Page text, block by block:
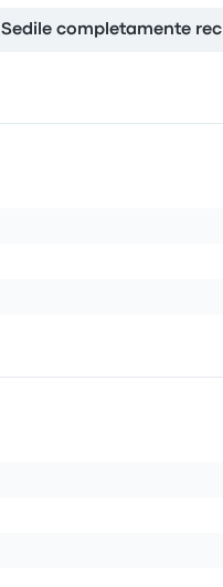
Sedile completamente